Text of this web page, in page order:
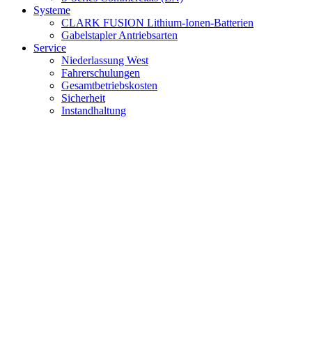
Systeme
CLARK FUSION Lithium-Ionen-Batterien
Gabelstapler Antriebsarten
Service
Niederlassung West
Fahrerschulungen
Gesamtbetriebskosten
Sicherheit
Instandhaltung